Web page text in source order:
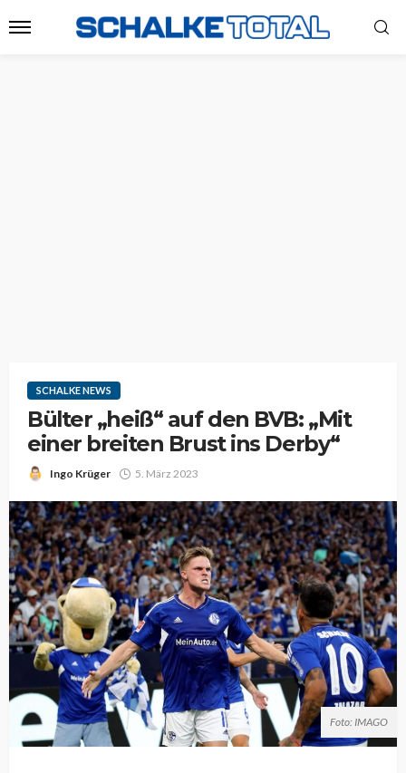
SCHALKE NEWS
Bülter „heiß“ auf den BVB: „Mit
einer breiten Brust ins Derby“
Ingo Krüger 5. März 2023
Foto: IMAGO